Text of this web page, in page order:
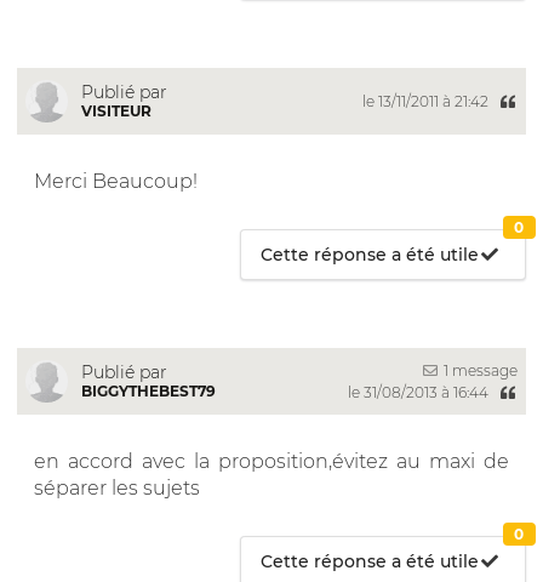
Publié par
VISITEUR
le 13/11/2011 à 21:42
Merci Beaucoup!
Cette réponse a été utile
0
Publié par
BIGGYTHEBEST79
1 message
le 31/08/2013 à 16:44
en accord avec la proposition,évitez au maxi de
séparer les sujets
Cette réponse a été utile
0